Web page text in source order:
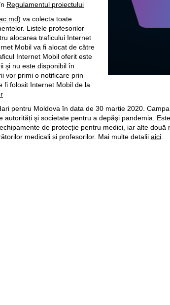
Regulamentul proiectului
) va colecta toate
Listele profesorilor
alocarea traficului Internet
Mobil va fi alocat de către
Internet Mobil oferit este
şi nu este disponibil în
vor primi o notificare prin
fi folosit Internet Mobil de la
pentru Moldova în data de 30 martie 2020.
şi societate pentru a depăşi pandemia.
de protecție pentru medici, iar alte două
medicali și profesorilor. Mai multe detalii aici